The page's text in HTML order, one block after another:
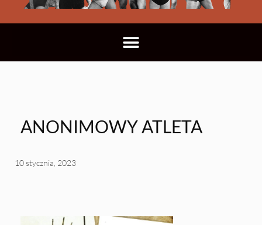
ANONIMOWY ATLETA
10 stycznia, 2023